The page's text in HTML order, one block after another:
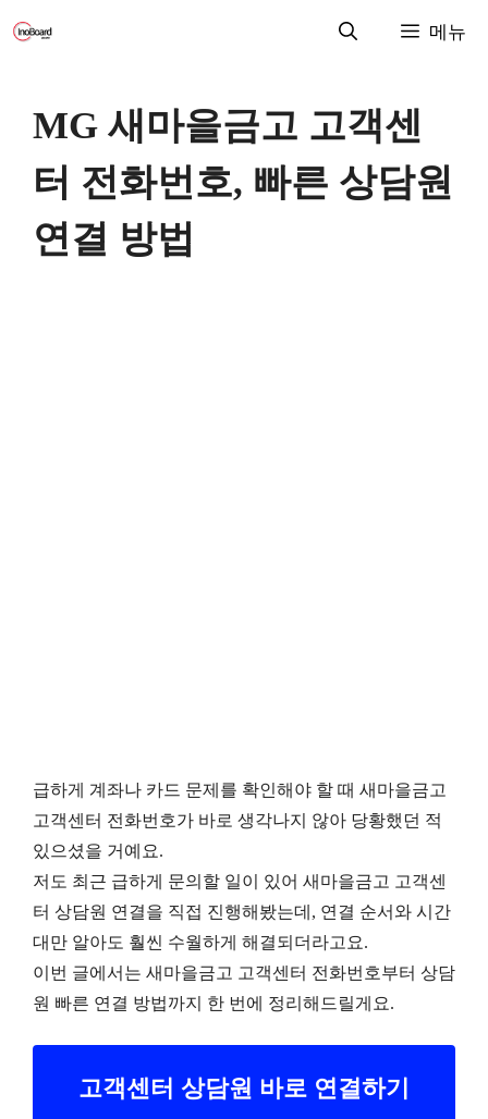
텐
메뉴
MG 새마을금고 고객센
터 전화번호, 빠른 상담원
연결 방법
급하게 계좌나 카드 문제를 확인해야 할 때 새마을금고
고객센터 전화번호가 바로 생각나지 않아 당황했던 적
있으셨을 거예요.
저도 최근 급하게 문의할 일이 있어 새마을금고 고객센
터 상담원 연결을 직접 진행해봤는데, 연결 순서와 시간
대만 알아도 훨씬 수월하게 해결되더라고요.
이번 글에서는 새마을금고 고객센터 전화번호부터 상담
원 빠른 연결 방법까지 한 번에 정리해드릴게요.
고객센터 상담원 바로 연결하기